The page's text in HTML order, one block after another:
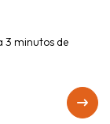
3 minutos de